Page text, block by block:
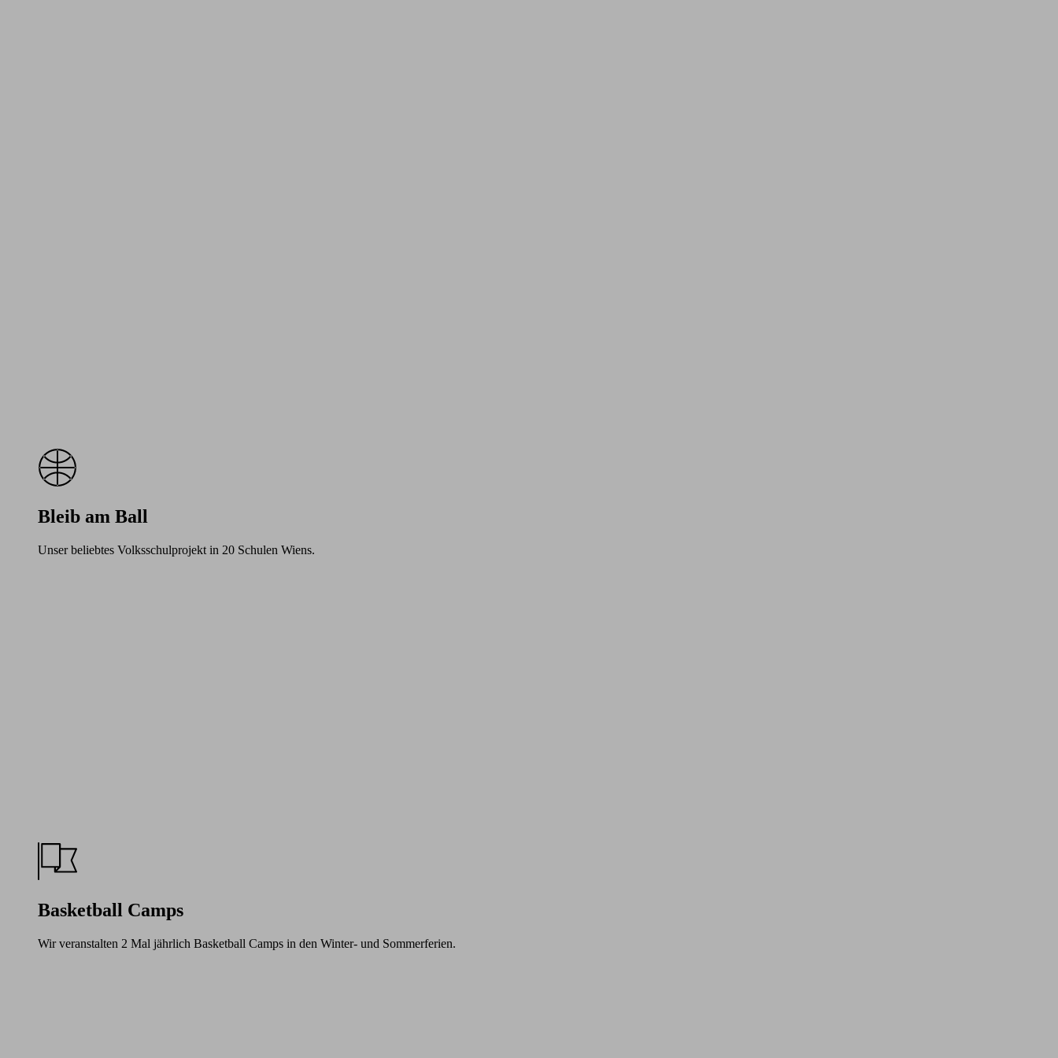
Bleib am Ball
Unser beliebtes Volksschulprojekt in 20 Schulen Wiens.
Basketball Camps
Wir veranstalten 2 Mal jährlich Basketball Camps in den Winter- und Sommerferien.